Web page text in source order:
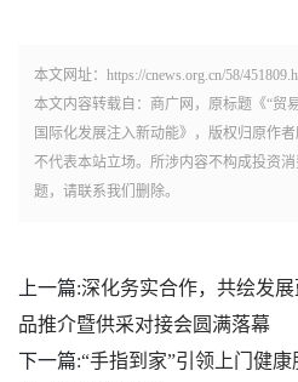
本文网址：https://cnews.org.cn/58/
本文内容转载自：商广网，原标题《“贸
国际化发展注入新动能》，版权归原作
不代表本站立场。所涉内容不构成投资
题，请联系我们删除。
上一篇:深化务实合作，共绘发
品推介暨供采对接会圆满落幕
下一篇:“手指到家”引领上门健